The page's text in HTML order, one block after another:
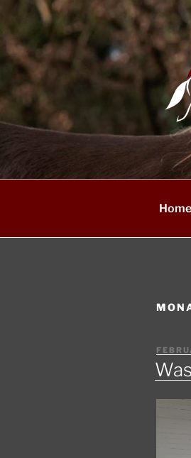
springen
Home
AM